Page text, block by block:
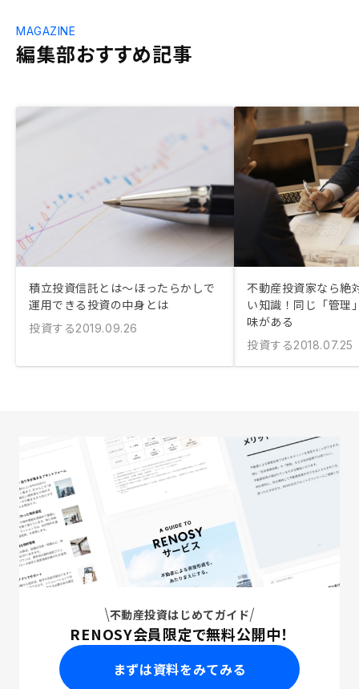
編集部おすすめ記事
MAGAZINE
積立投資信託とは〜ほったらかしで
運用できる投資の中身とは
投資する2019.09.26
不動産投資家なら絶
い知識！同じ「管理
味がある
投資する2018.07.25
不動産投資はじめてガイド
RENOSY会員限定で無料公開中！
まずは資料をみてみる